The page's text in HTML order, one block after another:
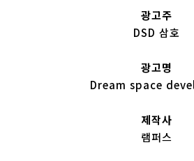
광고주
DSD 삼호
광고명
Dream space
제작사
램퍼스